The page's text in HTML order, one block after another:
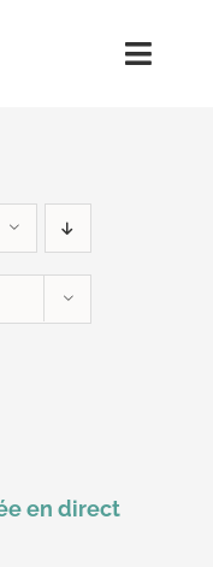
en direct